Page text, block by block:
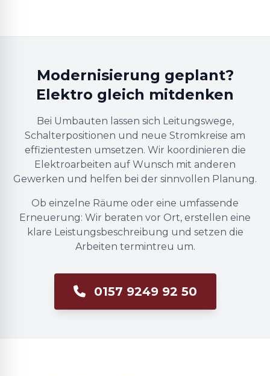
Modernisierung geplant?
Elektro gleich mitdenken
Bei Umbauten lassen sich Leitungswege,
Schalterpositionen und neue Stromkreise am
effizientesten umsetzen. Wir koordinieren die
Elektroarbeiten auf Wunsch mit anderen
Gewerken und helfen bei der sinnvollen Planung.
Ob einzelne Räume oder eine umfassende
Erneuerung: Wir beraten vor Ort, erstellen eine
klare Leistungsbeschreibung und setzen die
Arbeiten termintreu um.
0157 9249 92 50